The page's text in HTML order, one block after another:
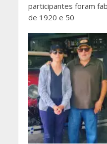
participantes foram
de 1920 e 50